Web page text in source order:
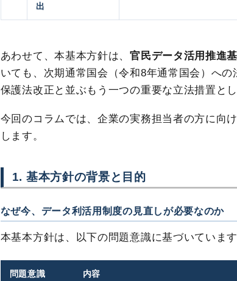
出
あわせて、本基本方針は、官民データ活用推進
いても、次期通常国会（令和8年通常国会）へ
保護法改正と並ぶもう一つの重要な立法措置と
今回のコラムでは、企業の実務担当者の方に向
します。
1. 基本方針の背景と目的
なぜ今、データ利活用制度の見直しが必要なのか
本基本方針は、以下の問題意識に基づいています
問題意識 内容